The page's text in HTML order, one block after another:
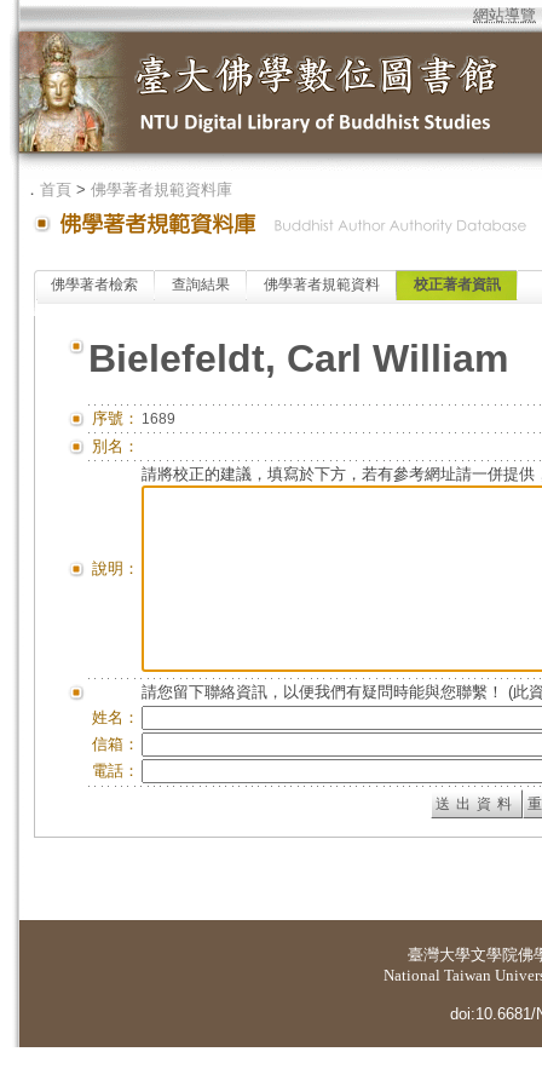
網站導覽
． 首頁 > 佛學著者規範資料庫
佛學著者檢索 查詢結果 佛學著者規範資料 校正著者資訊
Bielefeldt, Carl William
序號： 1689
別名：
說明：
請將校正的建議，填寫於下方，若有參考網址請一併提供
請您留下聯絡資訊，以便我們有疑問時能與您聯繫！ (此
姓名：
信箱：
電話：
臺灣大學文學院佛
National Taiwan
doi:10.6681/